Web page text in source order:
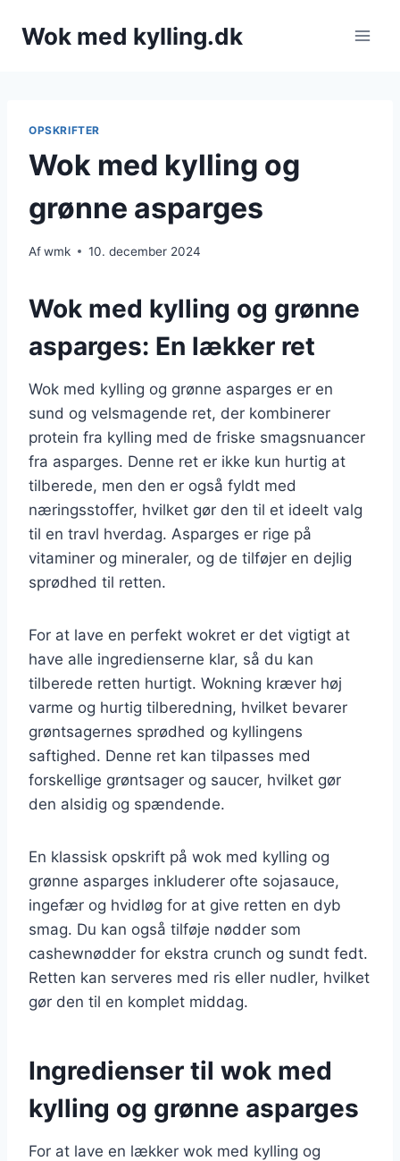
Wok med kylling.dk
OPSKRIFTER
Wok med kylling og
grønne asparges
Afwmk 10. december 2024
Wok med kylling og grønne
asparges: En lækker ret
Wok med kylling og grønne asparges er en
sund og velsmagende ret, der kombinerer
protein fra kylling med de friske smagsnuancer
fra asparges. Denne ret er ikke kun hurtig at
tilberede, men den er også fyldt med
næringsstoffer, hvilket gør den til et ideelt valg
til en travl hverdag. Asparges er rige på
vitaminer og mineraler, og de tilføjer en dejlig
sprødhed til retten.
For at lave en perfekt wokret er det vigtigt at
have alle ingredienserne klar, så du kan
tilberede retten hurtigt. Wokning kræver høj
varme og hurtig tilberedning, hvilket bevarer
grøntsagernes sprødhed og kyllingens
saftighed. Denne ret kan tilpasses med
forskellige grøntsager og saucer, hvilket gør
den alsidig og spændende.
En klassisk opskrift på wok med kylling og
grønne asparges inkluderer ofte sojasauce,
ingefær og hvidløg for at give retten en dyb
smag. Du kan også tilføje nødder som
cashewnødder for ekstra crunch og sundt fedt.
Retten kan serveres med ris eller nudler, hvilket
gør den til en komplet middag.
Ingredienser til wok med
kylling og grønne asparges
For at lave en lækker wok med kylling og